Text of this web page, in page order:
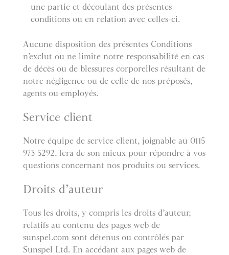
une partie et découlant des présentes
conditions ou en relation avec celles-ci.
Aucune disposition des présentes Conditions
n’exclut ou ne limite notre responsabilité en cas
de décès ou de blessures corporelles résultant de
notre négligence ou de celle de nos préposés,
agents ou employés.
Service client
Notre équipe de service client, joignable au 0115
973 5292, fera de son mieux pour répondre à vos
questions concernant nos produits ou services.
Droits d’auteur
Tous les droits, y compris les droits d’auteur,
relatifs au contenu des pages web de
sunspel.com sont détenus ou contrôlés par
Sunspel Ltd. En accédant aux pages web de